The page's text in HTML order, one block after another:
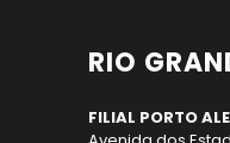
RIO
FILIAL PORTO